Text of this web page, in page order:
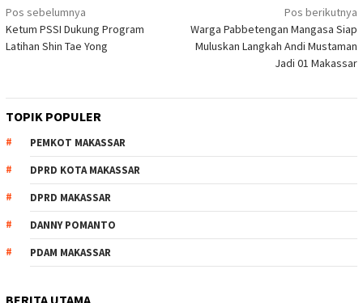
Navigasi
pos
Pos sebelumnya
Ketum PSSI Dukung Program
Latihan Shin Tae Yong
Pos berikutnya
Warga Pabbetengan Mangasa Siap
Muluskan Langkah Andi Mustaman
Jadi 01 Makassar
TOPIK POPULER
PEMKOT MAKASSAR
DPRD KOTA MAKASSAR
DPRD MAKASSAR
DANNY POMANTO
PDAM MAKASSAR